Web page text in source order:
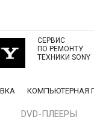
СЕРВИС
ПО РЕМОНТУ
ТЕХНИКИ SONY
КОМПЬЮТЕРНАЯ
DVD-ПЛЕЕРЫ